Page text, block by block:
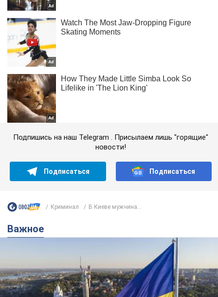
Подпишись на наш Telegram . Присылаем лишь "горящие"
новости!
Подписаться Подписаться
Криминал В Киеве мужчина...
Важное